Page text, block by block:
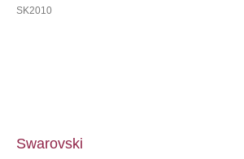
SK2010
Swarovski